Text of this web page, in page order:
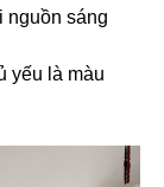
nguồn sáng
yếu là màu